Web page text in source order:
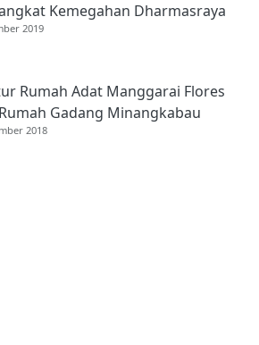
Kemegahan Dharmasraya
2019
Rumah Adat Manggarai Flores
Gadang Minangkabau
2018